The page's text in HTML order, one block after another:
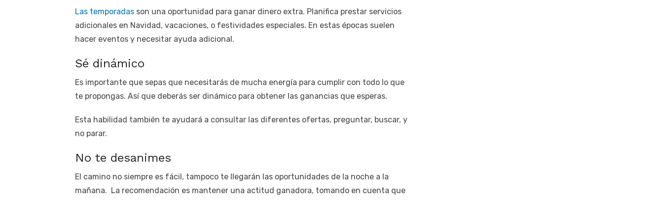
Las temporadas son una oportunidad para ganar dinero extra. Planifica prestar servicios
adicionales en Navidad, vacaciones, o festividades especiales. En estas épocas suelen
hacer eventos y necesitar ayuda adicional.
Sé dinámico
Es importante que sepas que necesitarás de mucha energía para cumplir con todo lo que
te propongas. Así que deberás ser dinámico para obtener las ganancias que esperas.
Esta habilidad también te ayudará a consultar las diferentes ofertas, preguntar, buscar, y
no parar.
No te desanimes
El camino no siempre es fácil, tampoco te llegarán las oportunidades de la noche a la
mañana. La recomendación es mantener una actitud ganadora, tomando en cuenta que